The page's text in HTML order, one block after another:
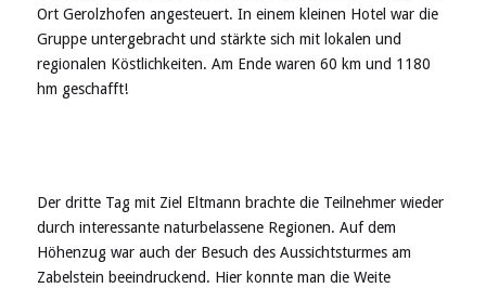
Ort Gerolzhofen angesteuert. In einem kleinen Hotel war die
Gruppe untergebracht und stärkte sich mit lokalen und
regionalen Köstlichkeiten. Am Ende waren 60 km und 1180
hm geschafft!
Der dritte Tag mit Ziel Eltmann brachte die Teilnehmer wieder
durch interessante naturbelassene Regionen. Auf dem
Höhenzug war auch der Besuch des Aussichtsturmes am
Zabelstein beeindruckend. Hier konnte man die Weite